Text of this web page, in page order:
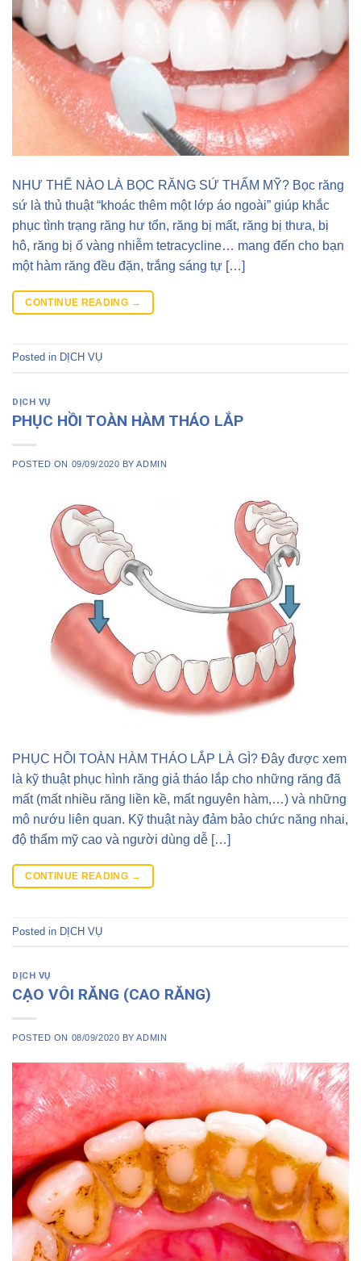
NHƯ THẾ NÀO LÀ BỌC RĂNG SỨ THẨM MỸ? Bọc răng
sứ là thủ thuật “khoác thêm một lớp áo ngoài” giúp khắc
phục tình trạng răng hư tổn, răng bị mất, răng bị thưa, bị
hô, răng bị ố vàng nhiễm tetracycline… mang đến cho bạn
một hàm răng đều đặn, trắng sáng tự […]
CONTINUE READING →
Posted in DỊCH VỤ
DỊCH VỤ
PHỤC HỒI TOÀN HÀM THÁO LẮP
POSTED ON 09/09/2020 BYADMIN
PHỤC HỒI TOÀN HÀM THÁO LẮP LÀ GÌ? Đây được xem
là kỹ thuật phục hình răng giả tháo lắp cho những răng đã
mất (mất nhiều răng liền kề, mất nguyên hàm,…) và những
mô nướu liên quan. Kỹ thuật này đảm bảo chức năng nhai,
độ thẩm mỹ cao và người dùng dễ […]
CONTINUE READING →
Posted in DỊCH VỤ
DỊCH VỤ
CẠO VÔI RĂNG (CAO RĂNG)
POSTED ON 08/09/2020 BYADMIN